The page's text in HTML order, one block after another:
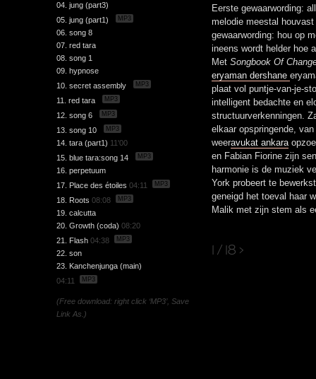
04. jung (part3)
05. jung (part1)
MP3
06. song 8
07. red tara
08. song 1
09. hypnose
10. secret assembly
MP3
11. red tara MP3
12. song 6 MP3
13. song 10 MP3
14. tara (part1) 11'00
15. blue tara:song 14
MP3
16. perpetuum
17. Place des étoiles 04:11 MP3
18. Roots 08:08 MP3
19. calcutta
20. Growth (coda) 08:20
21. Flash 04:38 MP3
22. son
23. Kanchenjunga (main)
04:11
MP3
(Free download: right click ‘MP3’, Save
Link As.)
Eerste gewaarwording:
melodie meestal
gewaarwording: hou op
ineens wordt helder hoe
Met Songbook Of
eryaman dershane
plaat vol puntje-van-je-
intelligent bedachte en
structuurverkenningen.
elkaar opspringende,
weeravukat ankara
en Fabian Fiorine zijn
harmonie is de muziek
York probeert te
geneigd het toeval haar
Malik met zijn stem als
1 / 18 >